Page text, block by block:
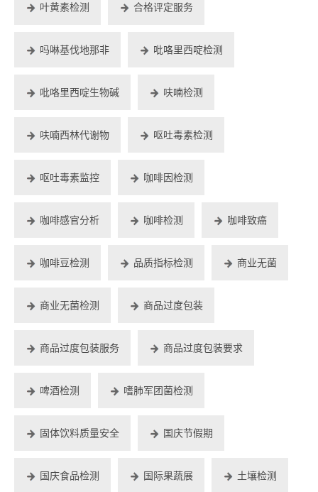
叶黄素检测 合格评定服务
吗啉基伐地那非 吡咯里西啶检测
吡咯里西啶生物碱 呋喃检测
呋喃西林代谢物 呕吐毒素检测
呕吐毒素监控 咖啡因检测
咖啡感官分析 咖啡检测 咖啡致癌
咖啡豆检测 品质指标检测 商业无菌
商业无菌检测 商品过度包装
商品过度包装服务 商品过度包装要求
啤酒检测 嗜肺军团菌检测
固体饮料质量安全 国庆节假期
国庆食品检测 国际果蔬展 土壤检测